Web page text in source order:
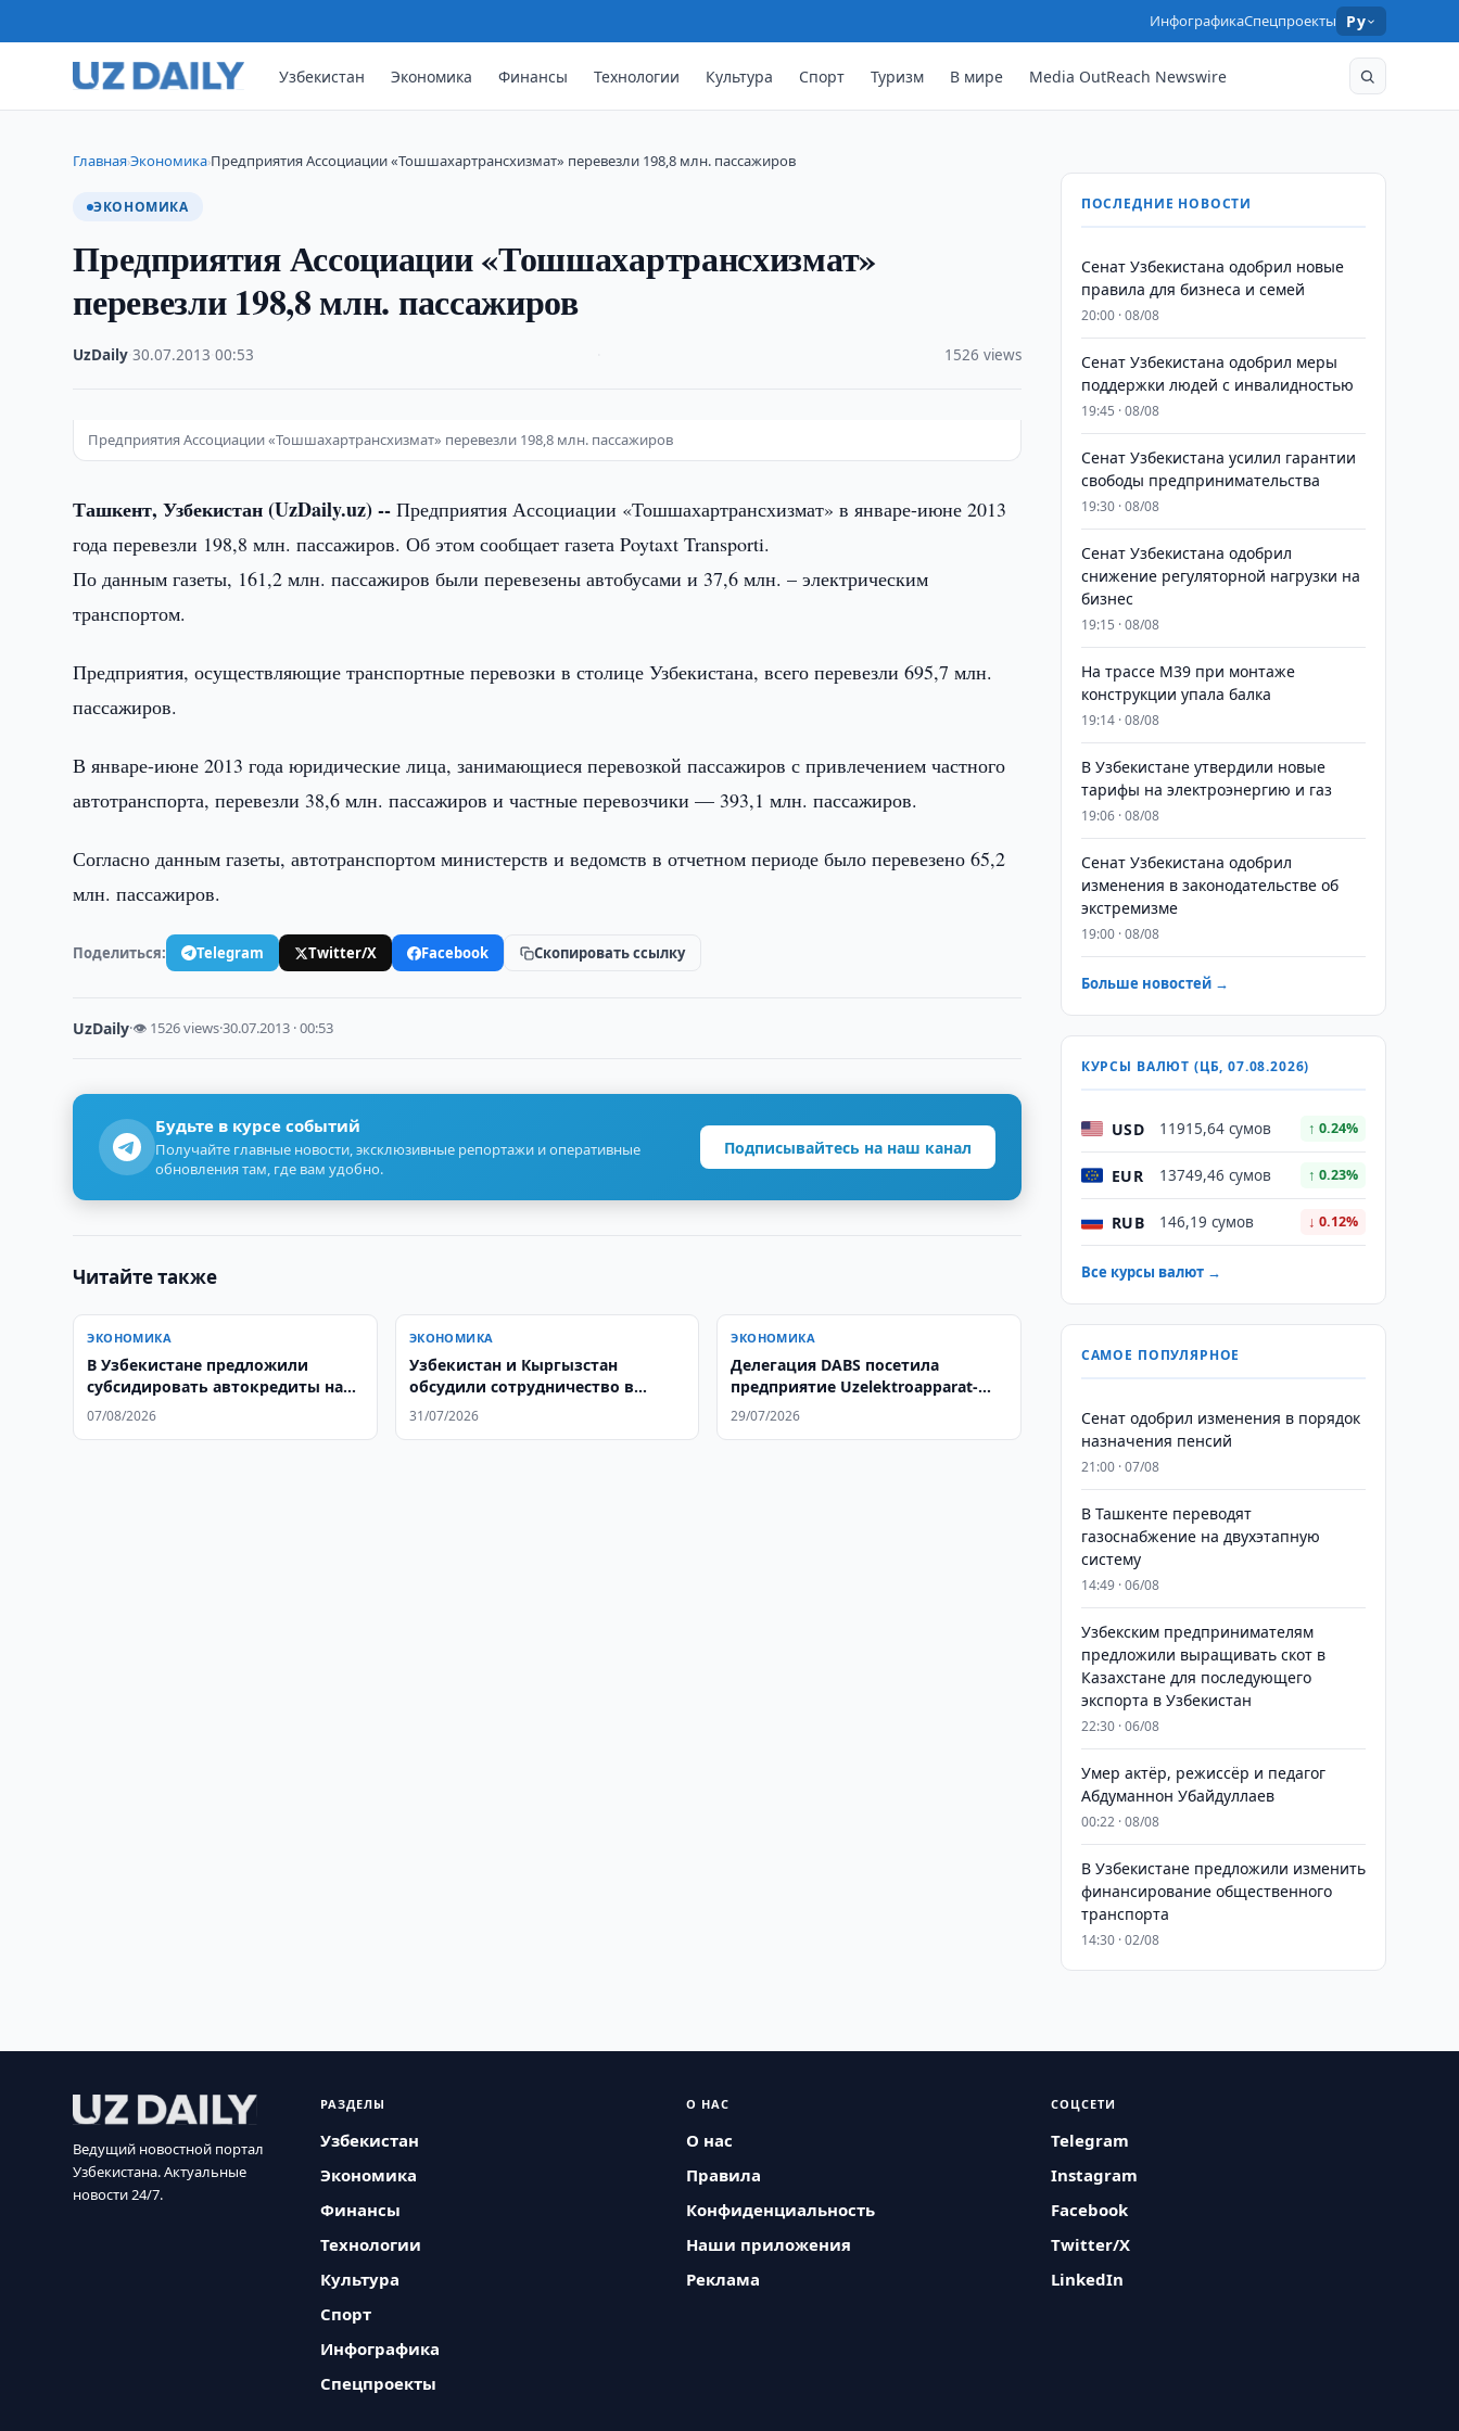
ИнфографикаСпецпроекты Ру
Узбекистан Экономика Финансы Технологии Культура Спорт Туризм В мире Media OutReach Newswire
Главная›Экономика›Предприятия Ассоциации «Тошшахартрансхизмат» перевезли 198,8 млн. пассажиров
ЭКОНОМИКА
Предприятия Ассоциации «Тошшахартрансхизмат»
перевезли 198,8 млн. пассажиров
UzDaily ·30.07.2013 ·00:53 1526 views
Предприятия Ассоциации «Тошшахартрансхизмат» перевезли 198,8 млн. пассажиров
Ташкент, Узбекистан (UzDaily.uz) -- Предприятия Ассоциации «Тошшахартрансхизмат» в январе-июне 2013
года перевезли 198,8 млн. пассажиров. Об этом сообщает газета Poytaxt Transporti.
По данным газеты, 161,2 млн. пассажиров были перевезены автобусами и 37,6 млн. – электрическим
транспортом.
Предприятия, осуществляющие транспортные перевозки в столице Узбекистана, всего перевезли 695,7 млн.
пассажиров.
В январе-июне 2013 года юридические лица, занимающиеся перевозкой пассажиров с привлечением частного
автотранспорта, перевезли 38,6 млн. пассажиров и частные перевозчики — 393,1 млн. пассажиров.
Согласно данным газеты, автотранспортом министерств и ведомств в отчетном периоде было перевезено 65,2
млн. пассажиров.
Поделиться: Telegram Twitter/X Facebook Скопировать ссылку
UzDaily·👁 1526 views·30.07.2013 · 00:53
Будьте в курсе событий
Получайте главные новости, эксклюзивные репортажи и оперативные
обновления там, где вам удобно.
Подписывайтесь на наш канал
Читайте также
ЭКОНОМИКА
В Узбекистане предложили
субсидировать автокредиты на
электромобили
07/08/2026
ЭКОНОМИКА
Узбекистан и Кыргызстан
обсудили сотрудничество в
фармацевтике
31/07/2026
ЭКОНОМИКА
Делегация DABS посетила
предприятие Uzelektroapparat-
Elektroshit
29/07/2026
ПОСЛЕДНИЕ НОВОСТИ
Сенат Узбекистана одобрил новые
правила для бизнеса и семей
20:00 · 08/08
Сенат Узбекистана одобрил меры
поддержки людей с инвалидностью
19:45 · 08/08
Сенат Узбекистана усилил гарантии
свободы предпринимательства
19:30 · 08/08
Сенат Узбекистана одобрил
снижение регуляторной нагрузки на
бизнес
19:15 · 08/08
На трассе M39 при монтаже
конструкции упала балка
19:14 · 08/08
В Узбекистане утвердили новые
тарифы на электроэнергию и газ
19:06 · 08/08
Сенат Узбекистана одобрил
изменения в законодательстве об
экстремизме
19:00 · 08/08
Больше новостей →
КУРСЫ ВАЛЮТ (ЦБ, 07.08.2026)
USD 11915,64 сумов ↑ 0.24%
EUR 13749,46 сумов ↑ 0.23%
RUB 146,19 сумов ↓ 0.12%
Все курсы валют →
САМОЕ ПОПУЛЯРНОЕ
Сенат одобрил изменения в порядок
назначения пенсий
21:00 · 07/08
В Ташкенте переводят
газоснабжение на двухэтапную
систему
14:49 · 06/08
Узбекским предпринимателям
предложили выращивать скот в
Казахстане для последующего
экспорта в Узбекистан
22:30 · 06/08
Умер актёр, режиссёр и педагог
Абдуманнон Убайдуллаев
00:22 · 08/08
В Узбекистане предложили изменить
финансирование общественного
транспорта
14:30 · 02/08
Ведущий новостной портал
Узбекистана. Актуальные
новости 24/7.
РАЗДЕЛЫ
Узбекистан
Экономика
Финансы
Технологии
Культура
Спорт
Инфографика
Спецпроекты
О НАС
О нас
Правила
Конфиденциальность
Наши приложения
Реклама
СОЦСЕТИ
Telegram
Instagram
Facebook
Twitter/X
LinkedIn